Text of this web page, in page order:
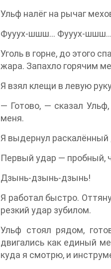
Ульф налёг на рычаг
Фууух-шшш… Фууух-шшш…
Уголь в горне, до этого
жара. Запахло горячим
Я взял клещи в левую
— Готово, — сказал
меня.
Я выдернул раскалённый
Первый удар — пробный,
Дзынь-дзынь-дзынь!
Я работал быстро.
резкий удар зубилом.
Ульф стоял рядом,
двигались как единый
куда я смотрю, и